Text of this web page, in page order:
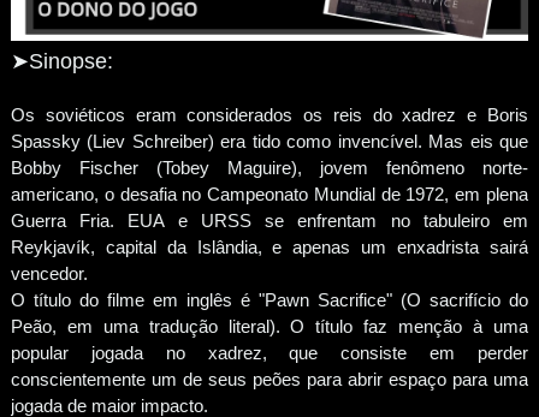
➤Sinopse:
Os soviéticos eram considerados os reis do xadrez e Boris
Spassky (Liev Schreiber) era tido como invencível. Mas eis que
Bobby Fischer (Tobey Maguire), jovem fenômeno norte-
americano, o desafia no Campeonato Mundial de 1972, em plena
Guerra Fria. EUA e URSS se enfrentam no tabuleiro em
Reykjavík, capital da Islândia, e apenas um enxadrista sairá
vencedor.
O título do filme em inglês é "Pawn Sacrifice" (O sacrifício do
Peão, em uma tradução literal). O título faz menção à uma
popular jogada no xadrez, que consiste em perder
conscientemente um de seus peões para abrir espaço para uma
jogada de maior impacto.